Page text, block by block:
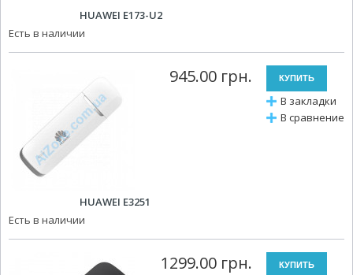
HUAWEI E173-U2
Есть в наличии
В закладки
В сравнение
945.00 грн.
HUAWEI E3251
Есть в наличии
1299.00 грн.